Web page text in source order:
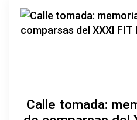
Calle tomada: